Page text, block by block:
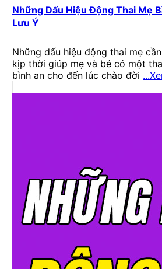
Những Dấu Hiệu Động Thai Mẹ
Lưu Ý
Những dấu hiệu động thai mẹ
kịp thời giúp mẹ và bé có một
bình an cho đến lúc chào đời